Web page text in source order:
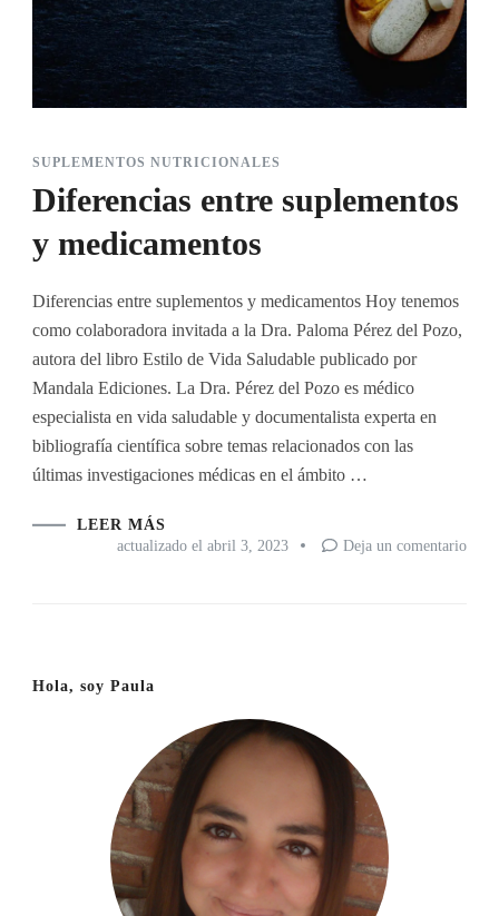
SUPLEMENTOS NUTRICIONALES
Diferencias entre suplementos
y medicamentos
Diferencias entre suplementos y medicamentos Hoy tenemos
como colaboradora invitada a la Dra. Paloma Pérez del Pozo,
autora del libro Estilo de Vida Saludable publicado por
Mandala Ediciones. La Dra. Pérez del Pozo es médico
especialista en vida saludable y documentalista experta en
bibliografía científica sobre temas relacionados con las
últimas investigaciones médicas en el ámbito …
LEER MÁS
actualizado el abril 3, 2023 Deja un comentarioen
Hola, soy Paula